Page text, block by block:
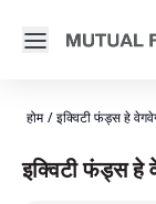
Open main
होम / इक्विटी फंड्स हे
इक्विटी फंड्स हे